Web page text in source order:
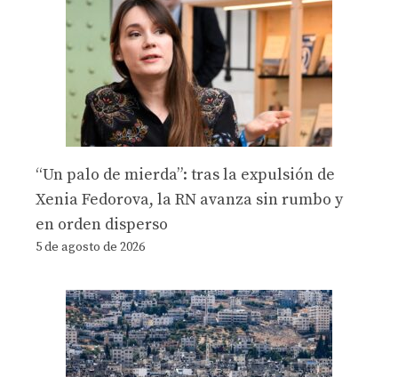
“Un palo de mierda”: tras la expulsión de
Xenia Fedorova, la RN avanza sin rumbo y
en orden disperso
5 de agosto de 2026